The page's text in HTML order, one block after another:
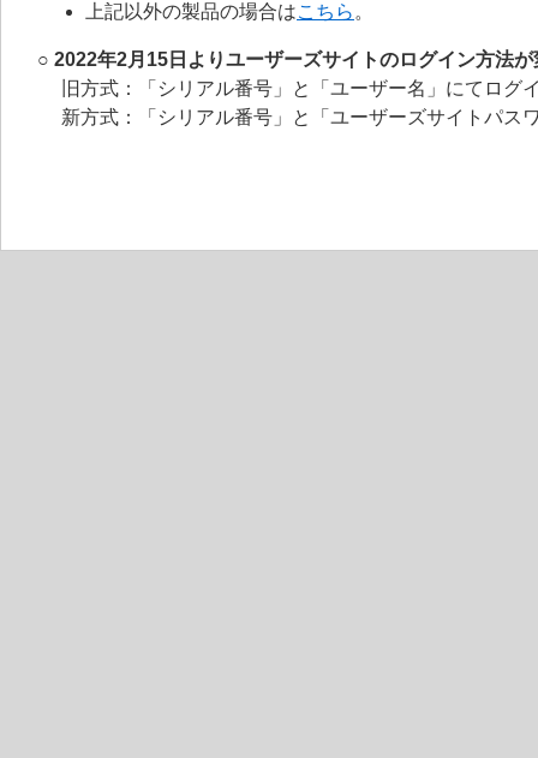
上記以外の製品の場合はこちら 。
○ 2022年2月15日よりユーザーズサイトのログイン方法
旧方式：「シリアル番号」と「ユーザー名」にてログ
新方式：「シリアル番号」と「ユーザーズサイトパス